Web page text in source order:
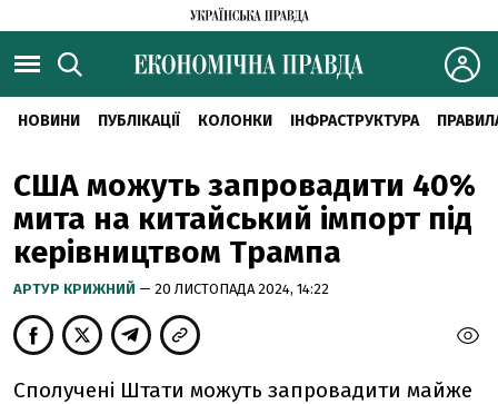
НОВИНИ ПУБЛІКАЦІЇ КОЛОНКИ ІНФРАСТРУКТУРА
США можуть запровадити 40%
мита на китайський імпорт під
керівництвом Трампа
АРТУР КРИЖНИЙ — 20 ЛИСТОПАДА 2024, 14:22
Сполучені Штати можуть запровадити майже